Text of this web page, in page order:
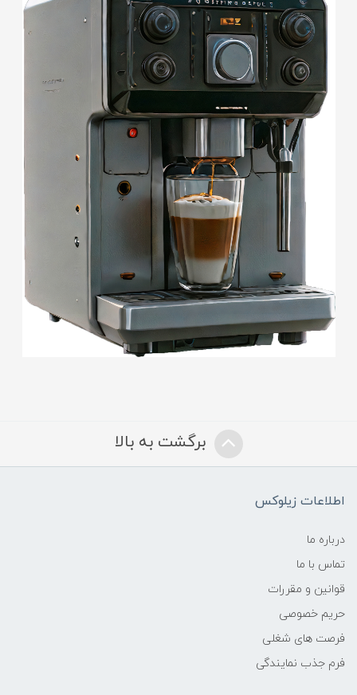
برگشت به بالا
اطلاعات زیلوکس
درباره ما
تماس با ما
قوانین و مقررات
حریم خصوصی
فرصت های شغلی
فرم جذب نمایندگی